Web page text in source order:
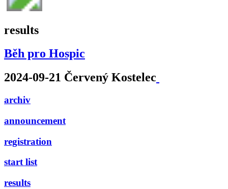
results
Běh pro Hospic
2024-09-21 Červený Kostelec
archiv
announcement
registration
start list
results